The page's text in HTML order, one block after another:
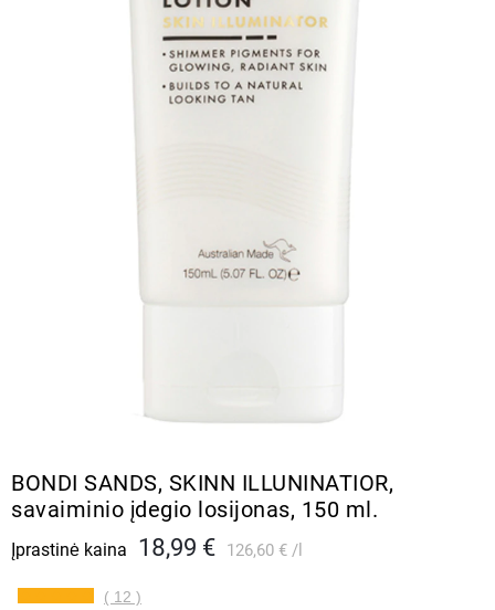
BONDI SANDS, SKINN ILLUNINATIOR,
savaiminio įdegio losijonas, 150 ml.
Įprastinė kaina 18,99 € 126,60 €
( 12 )